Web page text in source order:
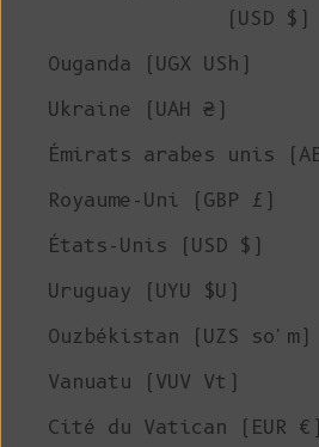
(USD $)
Ouganda (UGX USh)
Ukraine (UAH ₴)
Royaume-Uni (GBP £)
États-Unis (USD $)
Uruguay (UYU $U)
Ouzbékistan (UZS so'm)
Vanuatu (VUV Vt)
Cité du Vatican (EUR €)